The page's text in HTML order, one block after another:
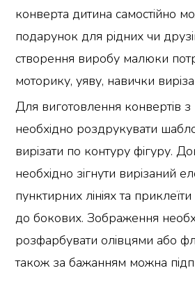
конверта дитина самостійно
подарунок для рідних чи
створення виробу малюки
моторику, уяву, навички
Для виготовлення конвертів
необхідно роздрукувати
вирізати по контуру фігуру.
необхідно зігнути вирізаний
пунктирних лініях та
до бокових. Зображення
розфарбувати олівцями або
також за бажанням можна